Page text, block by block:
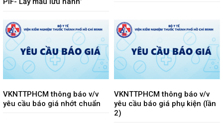
VKNTTPHCM thông báo v/v
yêu cầu báo giá nhớt chuẩn
VKNTTPHCM thông báo v/v
yêu cầu báo giá phụ kiện (lần
2)